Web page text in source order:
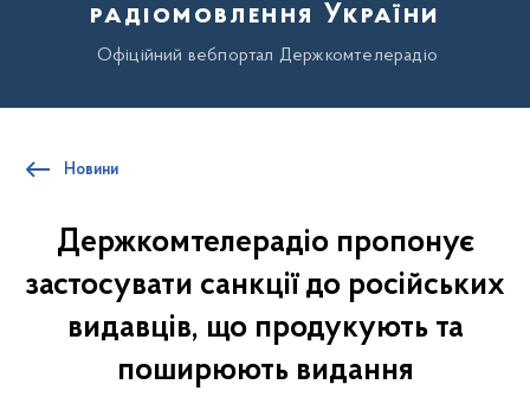
радіомовлення України
Офіційний вебпортал Держкомтелерадіо
Новини
Держкомтелерадіо пропонує
застосувати санкції до російських
видавців, що продукують та
поширюють видання